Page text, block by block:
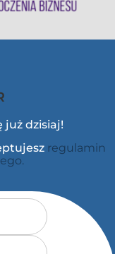
już dzisiaj!
regulamin